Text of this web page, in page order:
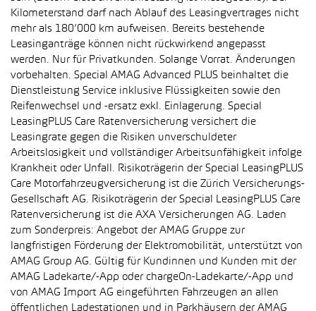
Kilometerstand darf nach Ablauf des Leasingvertrages nicht
mehr als 180’000 km aufweisen. Bereits bestehende
Leasinganträge können nicht rückwirkend angepasst
werden. Nur für Privatkunden. Solange Vorrat. Änderungen
vorbehalten. Special AMAG Advanced PLUS beinhaltet die
Dienstleistung Service inklusive Flüssigkeiten sowie den
Reifenwechsel und -ersatz exkl. Einlagerung. Special
LeasingPLUS Care Ratenversicherung versichert die
Leasingrate gegen die Risiken unverschuldeter
Arbeitslosigkeit und vollständiger Arbeitsunfähigkeit infolge
Krankheit oder Unfall. Risikoträgerin der Special LeasingPLUS
Care Motorfahrzeugversicherung ist die Zürich Versicherungs-
Gesellschaft AG. Risikoträgerin der Special LeasingPLUS Care
Ratenversicherung ist die AXA Versicherungen AG. Laden
zum Sonderpreis: Angebot der AMAG Gruppe zur
langfristigen Förderung der Elektromobilität, unterstützt von
AMAG Group AG. Gültig für Kundinnen und Kunden mit der
AMAG Ladekarte/-App oder chargeOn-Ladekarte/-App und
von AMAG Import AG eingeführten Fahrzeugen an allen
öffentlichen Ladestationen und in Parkhäusern der AMAG